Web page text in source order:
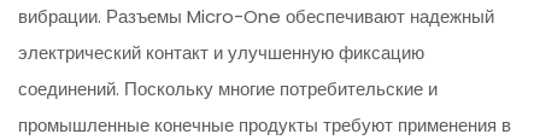
вибрации. Разъемы Micro-One обеспечивают надежный
электрический контакт и улучшенную фиксацию
соединений. Поскольку многие потребительские и
промышленные конечные продукты требуют применения в